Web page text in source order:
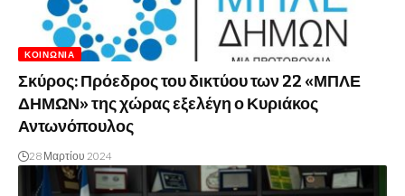
ΚΟΙΝΩΝΊΑ
Σκύρος: Πρόεδρος του δικτύου των 22 «ΜΠΛΕ
ΔΗΜΩΝ» της χώρας εξελέγη ο Κυριάκος
Αντωνόπουλος
28 Μαρτίου 2024